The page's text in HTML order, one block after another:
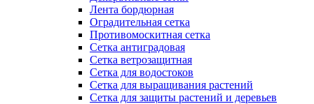
Лента бордюрная
Оградительная сетка
Противомоскитная сетка
Сетка антиградовая
Сетка ветрозащитная
Сетка для водостоков
Сетка для выращивания растений
Сетка для защиты растений и деревьев